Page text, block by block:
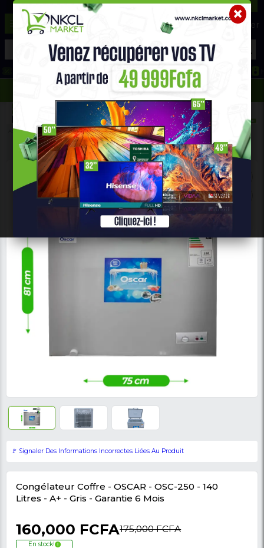
☰ Aide ?
Promo Congélateur Telephone Hightech
693 71 25 25 652 36 21 34
Gros Électro Ménager CONGÉLATEUR